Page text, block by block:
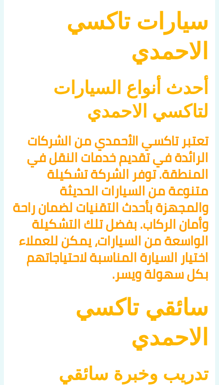
سيارات تاكسي
الاحمدي
أحدث أنواع السيارات
لتاكسي الاحمدي
تعتبر تاكسي الأحمدي من الشركات
الرائدة في تقديم خدمات النقل في
المنطقة. توفر الشركة تشكيلة
متنوعة من السيارات الحديثة
والمجهزة بأحدث التقنيات لضمان راحة
وأمان الركاب. بفضل تلك التشكيلة
الواسعة من السيارات، يمكن للعملاء
اختيار السيارة المناسبة لاحتياجاتهم
بكل سهولة ويسر.
سائقي تاكسي
الاحمدي
تدريب وخبرة سائقي